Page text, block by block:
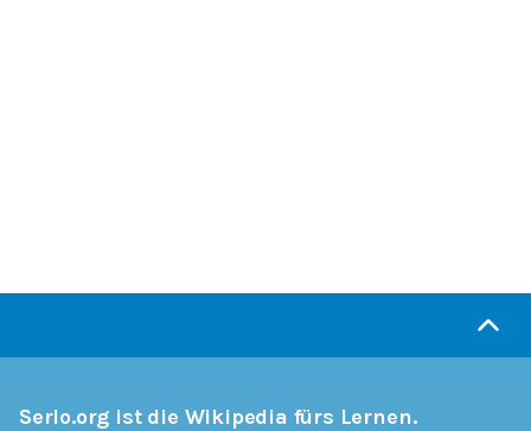
Serlo.org ist die Wikipedia fürs Lernen.